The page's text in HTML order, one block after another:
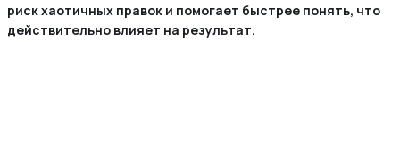
риск хаотичных правок и помогает быстрее понять, что
действительно влияет на результат.